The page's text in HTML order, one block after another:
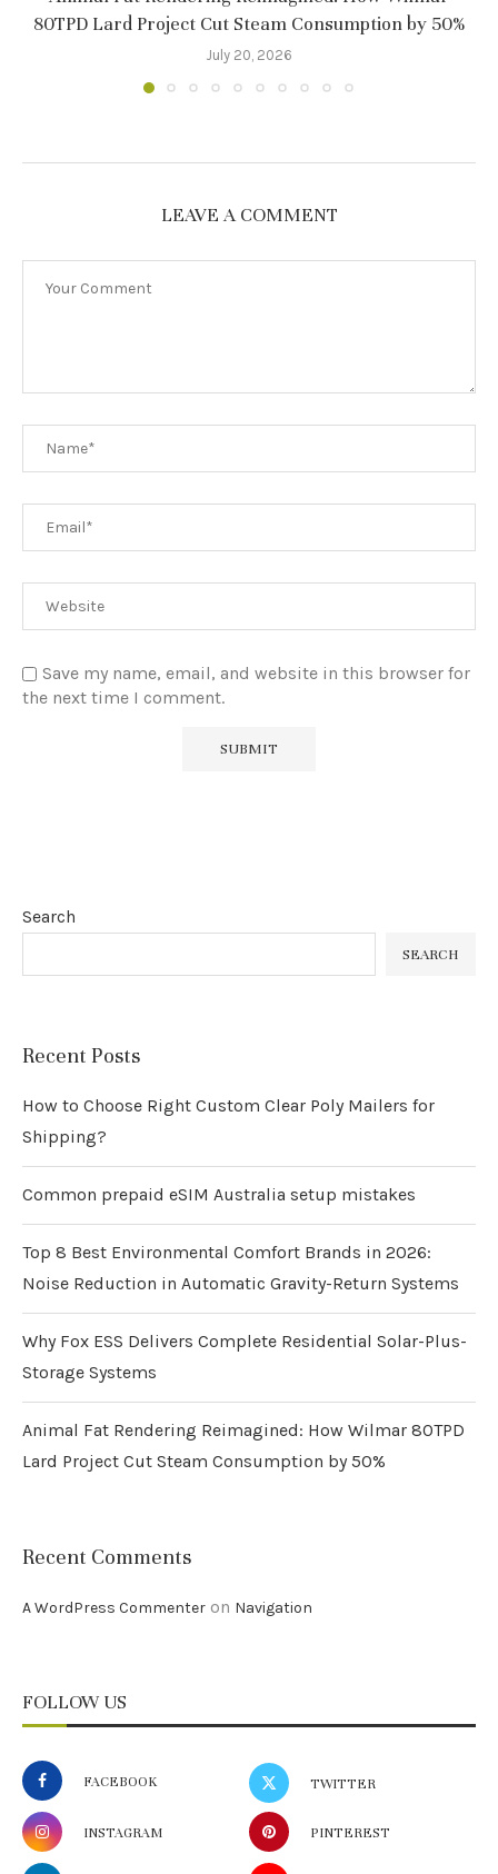
80TPD Lard Project Cut Steam Consumption by 50%
July 20, 2026
LEAVE A COMMENT
Save my name, email, and website in this browser for
the next time I comment.
Search
SEARCH
Recent Posts
How to Choose Right Custom Clear Poly Mailers for
Shipping?
Common prepaid eSIM Australia setup mistakes
Top 8 Best Environmental Comfort Brands in 2026:
Noise Reduction in Automatic Gravity-Return Systems
Why Fox ESS Delivers Complete Residential Solar-Plus-
Storage Systems
Animal Fat Rendering Reimagined: How Wilmar 80TPD
Lard Project Cut Steam Consumption by 50%
Recent Comments
A WordPress Commenter on Navigation
FOLLOW US
FACEBOOK TWITTER
INSTAGRAM PINTEREST